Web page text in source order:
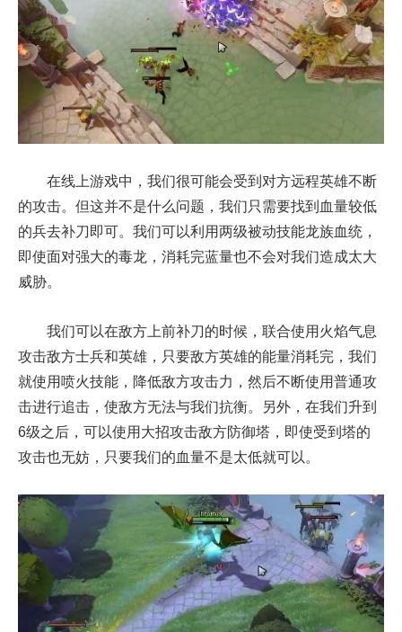
在线上游戏中，我们很可能会受到对方远程英雄不断
的攻击。但这并不是什么问题，我们只需要找到血量较低
的兵去补刀即可。我们可以利用两级被动技能龙族血统，
即使面对强大的毒龙，消耗完蓝量也不会对我们造成太大
威胁。
我们可以在敌方上前补刀的时候，联合使用火焰气息
攻击敌方士兵和英雄，只要敌方英雄的能量消耗完，我们
就使用喷火技能，降低敌方攻击力，然后不断使用普通攻
击进行追击，使敌方无法与我们抗衡。另外，在我们升到
6级之后，可以使用大招攻击敌方防御塔，即使受到塔的
攻击也无妨，只要我们的血量不是太低就可以。